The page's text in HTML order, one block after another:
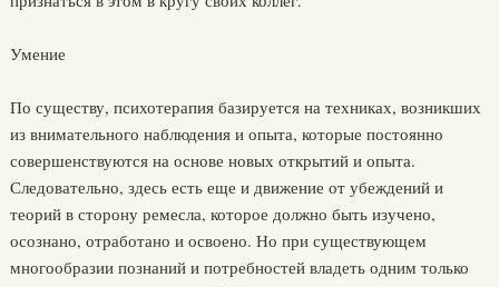
Умение
По существу, психотерапия базируется на техниках, возникших
из внимательного наблюдения и опыта, которые постоянно
совер­шенствуются на основе новых открытий и опыта.
Следовательно, здесь есть еще и движение от убеждений и
теорий в сторону ремесла, которое должно быть изучено,
осознано, отработано и освоено. Но при существующем
многообразии познаний и потребностей владеть одним только